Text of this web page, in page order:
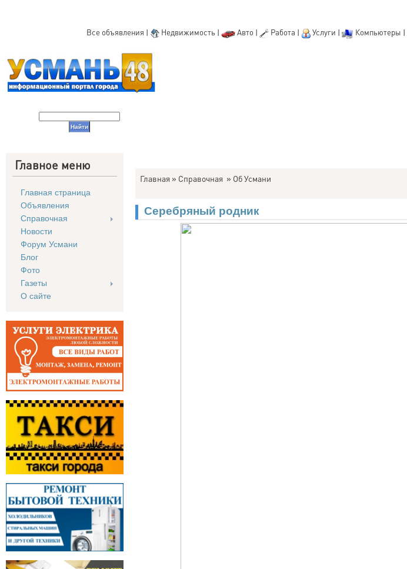
Все объявления | Недвижимость | Авто| Работа | Услуги | Компьютеры |
Главное меню
Главная страница
Объявления
Справочная
Новости
Форум Усмани
Блог
Фото
Газеты
О сайте
Главная » Справочная » Об Усмани
Серебряный родник